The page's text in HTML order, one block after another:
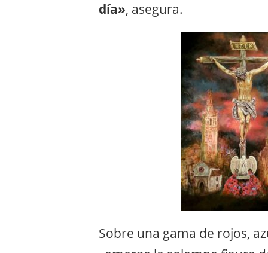
día», asegura.
Sobre una gama de rojos,